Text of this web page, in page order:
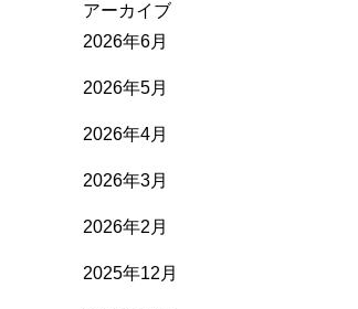
アーカイブ
2026年6月
2026年5月
2026年4月
2026年3月
2026年2月
2025年12月